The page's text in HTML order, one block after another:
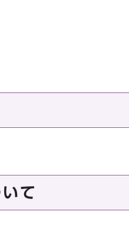
て